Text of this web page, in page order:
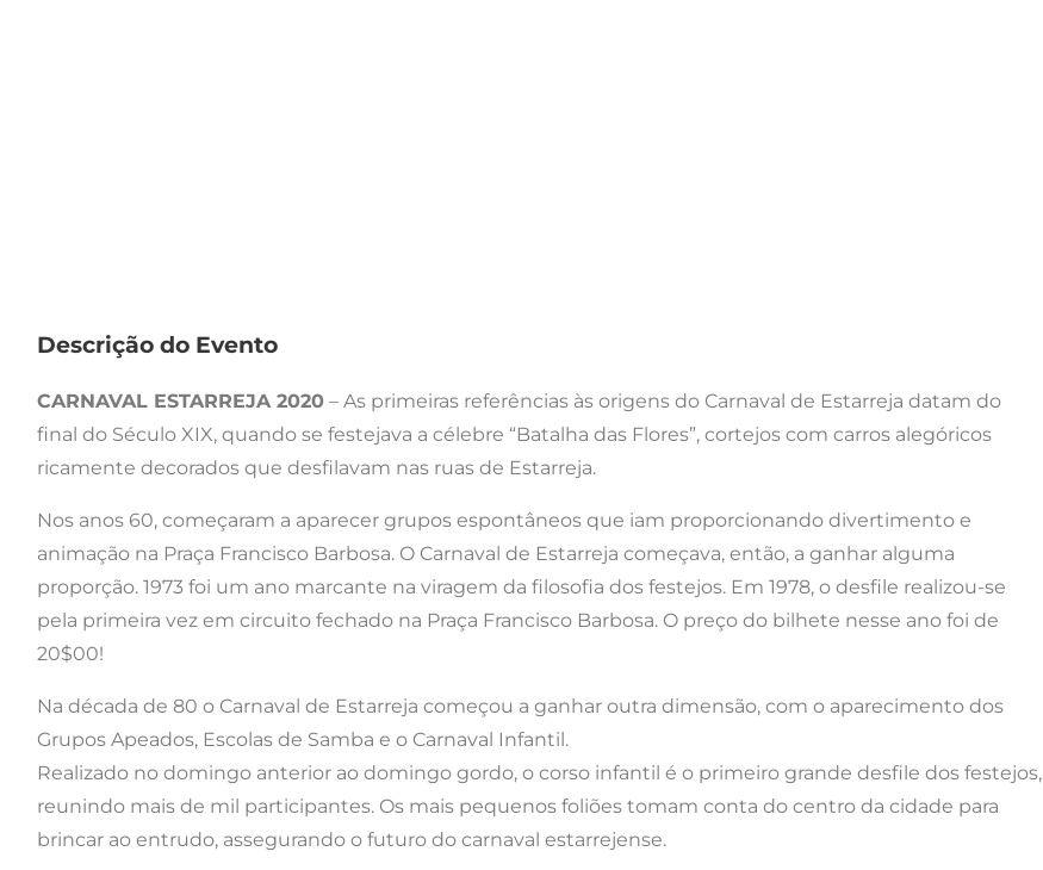
Descrição do Evento
CARNAVAL ESTARREJA 2020 – As primeiras referências às origens do Carnaval de Estarreja datam do
final do Século XIX, quando se festejava a célebre “Batalha das Flores”, cortejos com carros alegóricos
ricamente decorados que desfilavam nas ruas de Estarreja.
Nos anos 60, começaram a aparecer grupos espontâneos que iam proporcionando divertimento e
animação na Praça Francisco Barbosa. O Carnaval de Estarreja começava, então, a ganhar alguma
proporção. 1973 foi um ano marcante na viragem da filosofia dos festejos. Em 1978, o desfile realizou-se
pela primeira vez em circuito fechado na Praça Francisco Barbosa. O preço do bilhete nesse ano foi de
20$00!
Na década de 80 o Carnaval de Estarreja começou a ganhar outra dimensão, com o aparecimento dos
Grupos Apeados, Escolas de Samba e o Carnaval Infantil.
Realizado no domingo anterior ao domingo gordo, o corso infantil é o primeiro grande desfile dos festejos,
reunindo mais de mil participantes. Os mais pequenos foliões tomam conta do centro da cidade para
brincar ao entrudo, assegurando o futuro do carnaval estarrejense.